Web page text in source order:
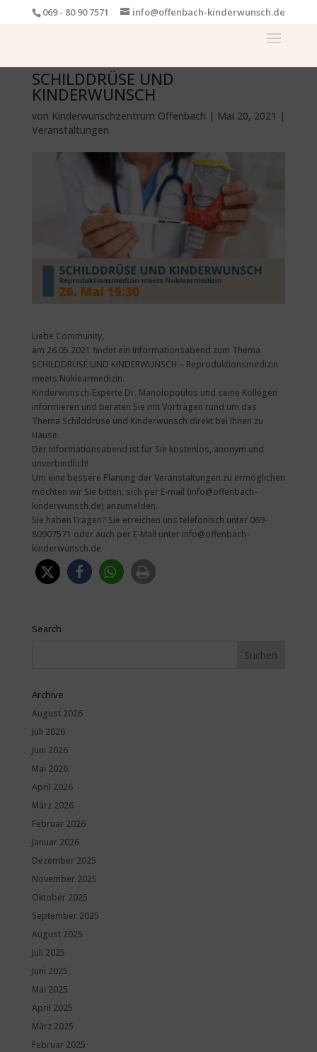
069 - 80 90 7571 info@offenbach-kinderwunsch.de
SCHILDDRÜSE UND
KINDERWUNSCH
von Kinderwunschzentrum Offenbach | Mai 20, 2021 |
Veranstaltungen
Liebe Community,
am 26.05.2021 findet ein Informationsabend zum Thema
SCHILDDRÜSE UND KINDERWUNSCH – Reproduktionsmedizin
meets Nuklearmedizin.
Kinderwunsch-Experte Dr. Manolopoulos und seine Kollegen
informieren und beraten Sie mit Vorträgen rund um das
Thema Schilddrüse und Kinderwunsch direkt bei Ihnen zu
Hause.
Der Informationsabend ist für Sie kostenlos, anonym und
unverbindlich!
Um eine bessere Planung der Veranstaltungen zu ermöglichen
möchten wir Sie bitten, sich per E-mail (info@offenbach-
kinderwunsch.de) anzumelden.
Sie haben Fragen? Sie erreichen uns telefonisch unter 069-
80907571 oder auch per E-Mail unter info@offenbach-
kinderwunsch.de
Search
Archive
August 2026
Juli 2026
Juni 2026
Mai 2026
April 2026
März 2026
Februar 2026
Januar 2026
Dezember 2025
November 2025
Oktober 2025
September 2025
August 2025
Juli 2025
Juni 2025
Mai 2025
April 2025
März 2025
Februar 2025